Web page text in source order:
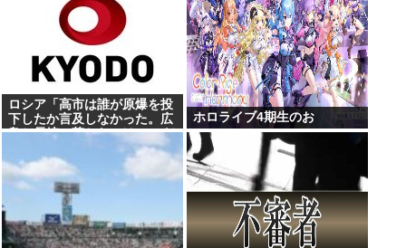
ロシア「高市は誰が原爆を投
下したか言及しなかった。広
島と長崎に落ちたのはUFOだ
ホロライブ4期生のお